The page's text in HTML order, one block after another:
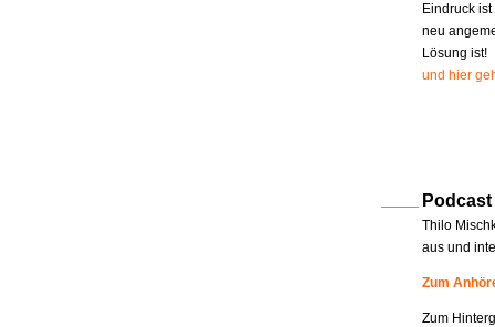
Eindruck
neu
Lösung ist!
und hier
Podcast
Thilo
aus und
Zum
Zum